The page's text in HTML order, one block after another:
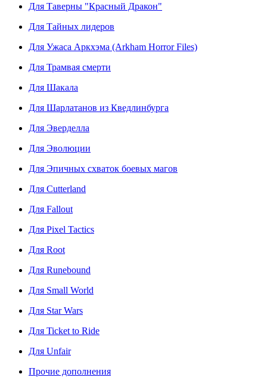
Для Таверны "Красный Дракон"
Для Тайных лидеров
Для Ужаса Аркхэма (Arkham Horror Files)
Для Трамвая смерти
Для Шакала
Для Шарлатанов из Кведлинбурга
Для Эверделла
Для Эволюции
Для Эпичных схваток боевых магов
Для Cutterland
Для Fallout
Для Pixel Tactics
Для Root
Для Runebound
Для Small World
Для Star Wars
Для Ticket to Ride
Для Unfair
Прочие дополнения